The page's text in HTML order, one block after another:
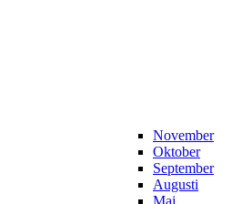
November
Oktober
September
Augusti
Maj